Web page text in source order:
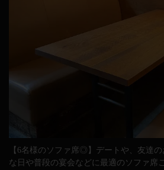
【6名様のソファ席◎】デートや、友達
な日や普段の宴会などに最適のソファ席